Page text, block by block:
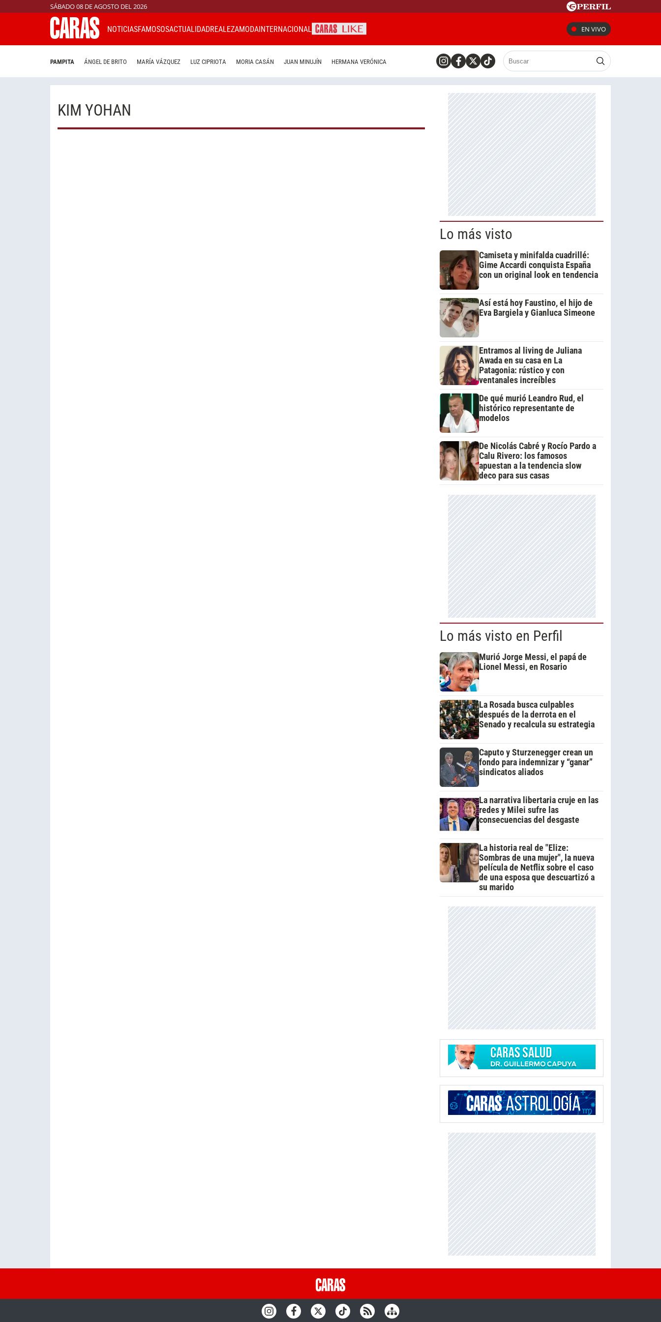
SÁBADO 08 DE AGOSTO DEL 2026
NOTICIASFAMOSOSACTUALIDADREALEZAMODAINTERNACIONAL EN VIVO
PAMPITA ÁNGEL DE BRITO MARÍA VÁZQUEZ LUZ CIPRIOTA MORIA CASÁN JUAN MINUJÍN HERMANA VERÓNICA
KIM YOHAN
Lo más visto
Camiseta y minifalda cuadrillé:
Gime Accardi conquista España
con un original look en tendencia
Así está hoy Faustino, el hijo de
Eva Bargiela y Gianluca Simeone
Entramos al living de Juliana
Awada en su casa en La
Patagonia: rústico y con
ventanales increíbles
De qué murió Leandro Rud, el
histórico representante de
modelos
De Nicolás Cabré y Rocío Pardo a
Calu Rivero: los famosos
apuestan a la tendencia slow
deco para sus casas
Lo más visto en Perfil
Murió Jorge Messi, el papá de
Lionel Messi, en Rosario
La Rosada busca culpables
después de la derrota en el
Senado y recalcula su estrategia
Caputo y Sturzenegger crean un
fondo para indemnizar y “ganar”
sindicatos aliados
La narrativa libertaria cruje en las
redes y Milei sufre las
consecuencias del desgaste
La historia real de "Elize:
Sombras de una mujer", la nueva
película de Netflix sobre el caso
de una esposa que descuartizó a
su marido